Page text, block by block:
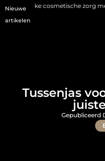
Nieuwe
artikelen
cosmetische zorg met oog voor
Tussenjas
Gepubliceerd